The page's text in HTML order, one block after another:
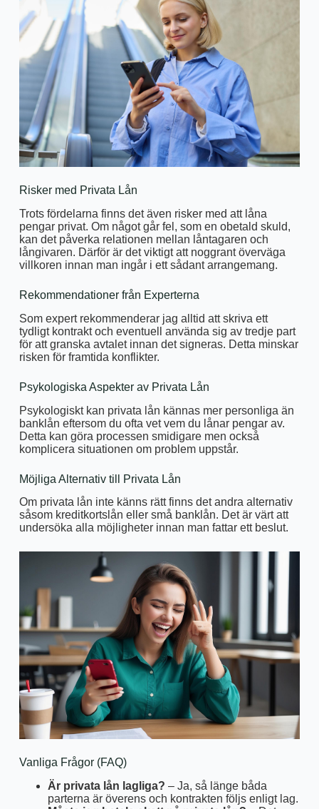
Risker med Privata Lån
Trots fördelarna finns det även risker med att låna
pengar privat. Om något går fel, som en obetald skuld,
kan det påverka relationen mellan låntagaren och
långivaren. Därför är det viktigt att noggrant överväga
villkoren innan man ingår i ett sådant arrangemang.
Rekommendationer från Experterna
Som expert rekommenderar jag alltid att skriva ett
tydligt kontrakt och eventuell använda sig av tredje part
för att granska avtalet innan det signeras. Detta minskar
risken för framtida konflikter.
Psykologiska Aspekter av Privata Lån
Psykologiskt kan privata lån kännas mer personliga än
banklån eftersom du ofta vet vem du lånar pengar av.
Detta kan göra processen smidigare men också
komplicera situationen om problem uppstår.
Möjliga Alternativ till Privata Lån
Om privata lån inte känns rätt finns det andra alternativ
såsom kreditkortslån eller små banklån. Det är värt att
undersöka alla möjligheter innan man fattar ett beslut.
Vanliga Frågor (FAQ)
Är privata lån lagliga? – Ja, så länge båda
parterna är överens och kontrakten följs enligt lag.